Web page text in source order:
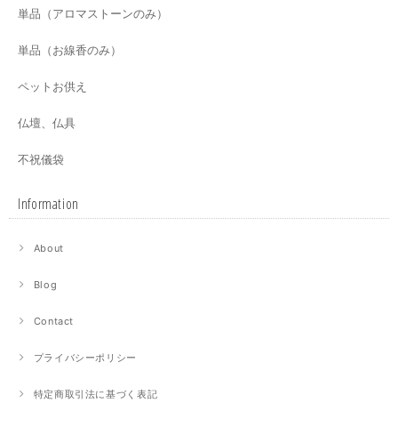
単品（アロマストーンのみ）
単品（お線香のみ）
ペットお供え
仏壇、仏具
不祝儀袋
Information
About
Blog
Contact
プライバシーポリシー
特定商取引法に基づく表記